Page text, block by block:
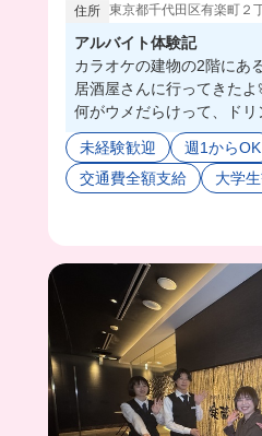
住所 東京都千代田区有楽町２
アルバイト体験記
カラオケの建物の2階にあ
居酒屋さんに行ってきたよ
何がウメだらけって、ドリ
どウメなの👀‼️
こんなにウメドリンクあ
ウメ好きな私からしたらお
全部個室だからオーダー
まかないは日替わりでジ
だけど、今回はチキンタル
ボリューミーですぐお腹
味すぎて幸せだった🥰
下にあるカラオケで社割使
い衝動に駆られそう🎤🎶
未経験歓迎 週1からOK
交通費全額支給
大学